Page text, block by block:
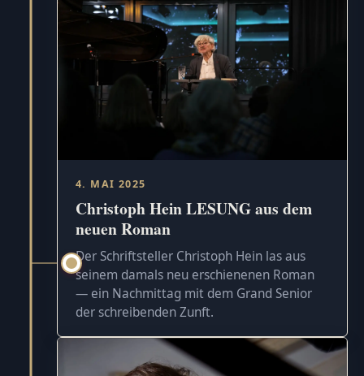
4. MAI 2025
Christoph Hein LESUNG aus dem
neuen Roman
Der Schriftsteller Christoph Hein las aus
seinem damals neu erschienenen Roman
— ein Nachmittag mit dem Grand Senior
der schreibenden Zunft.